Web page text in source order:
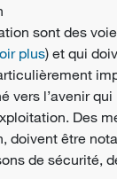
sont des
plus) et qui
vers l’avenir
Des
doivent être
de sécurité,